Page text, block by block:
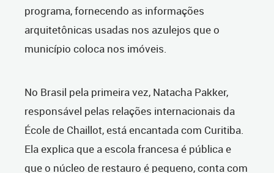
programa, fornecendo as informações
arquitetônicas usadas nos azulejos que o
município coloca nos imóveis.
No Brasil pela primeira vez, Natacha Pakker,
responsável pelas relações internacionais da
École de Chaillot, está encantada com Curitiba.
Ela explica que a escola francesa é pública e
que o núcleo de restauro é pequeno, conta com